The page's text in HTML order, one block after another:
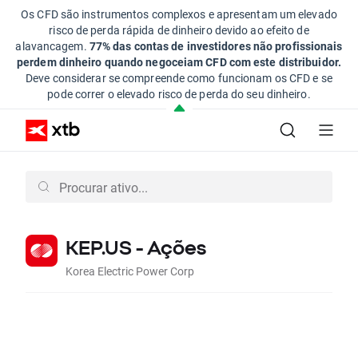
Os CFD são instrumentos complexos e apresentam um elevado
risco de perda rápida de dinheiro devido ao efeito de
alavancagem. 77% das contas de investidores não profissionais
perdem dinheiro quando negoceiam CFD com este distribuidor.
Deve considerar se compreende como funcionam os CFD e se
pode correr o elevado risco de perda do seu dinheiro.
KEP.US - Ações
Korea Electric Power Corp